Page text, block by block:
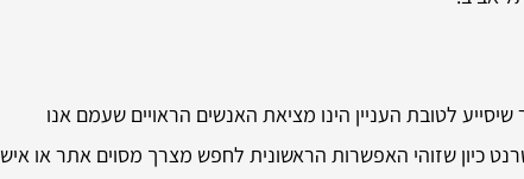
לטובת העניין הינו מציאת האנשים הראויים שעמם אנו
כיון שזוהי האפשרות הראשונית לחפש מצרך מסוים אתר או איש